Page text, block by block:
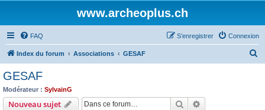
www.archeoplus.ch
FAQ Connexion
S’enregistrer
Index du forum Associations GESAF
GESAF
Modérateur : SylvainG
Nouveau sujet Rechercher